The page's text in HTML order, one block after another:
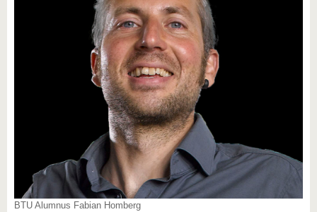
BTU Alumnus Fabian Homberg